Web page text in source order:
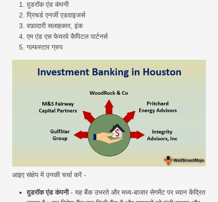
वुडरॉक एंड कंपनी
प्रिचर्ड एनर्जी एडवाइजर्स
वफ़ादारी सलाहकार, इंक
एम एंड एस फेयरवे कैपिटल पार्टनर्स
गल्फस्टार ग्रुप
आइए संक्षेप में उनकी चर्चा करें -
वुडरॉक एंड कंपनी- यह बैंक उभरते और मध्य-बाजार सेगमेंट पर ध्यान केंद्रित